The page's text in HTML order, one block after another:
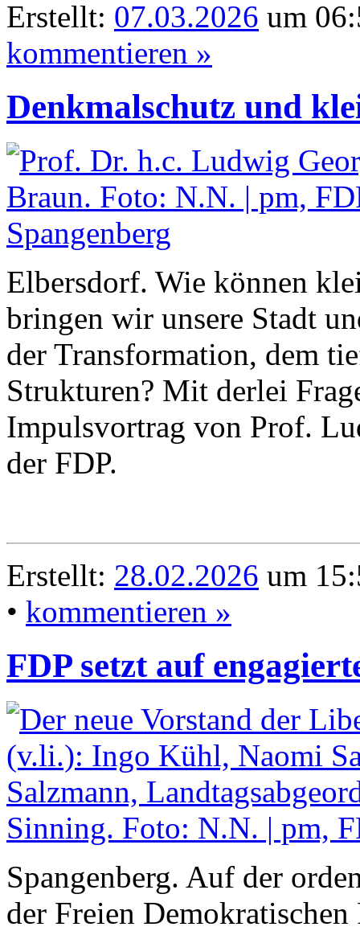
Erstellt: 07.03.2026 um
kommentieren »
Denkmalschutz und
Elbersdorf. Wie können
bringen wir unsere Stadt
der Transformation, dem
Strukturen? Mit derlei
Impulsvortrag von Prof.
der FDP.
Erstellt: 28.02.2026 um
• kommentieren »
FDP setzt auf
Spangenberg. Auf der
der Freien